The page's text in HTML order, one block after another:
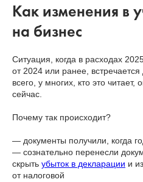
Как изменения в
на бизнес
Ситуация, когда в расходах
от 2024 или ранее,
всего, у многих, кто это читает,
сейчас.
Почему так происходит?
— документы получили, когда
— сознательно перенесли
скрыть убыток в декларации и
от налоговой